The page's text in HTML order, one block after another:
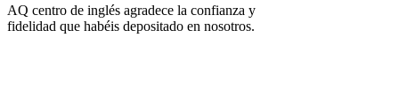
AQ centro de inglés agradece la confianza y
fidelidad que habéis depositado en nosotros.